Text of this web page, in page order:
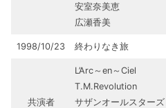
安室奈美恵
広瀬香美
1998/10/23 終わりなき旅
共演者
L’Arc～en～Ciel
T.M.Revolution
サザンオールスターズ